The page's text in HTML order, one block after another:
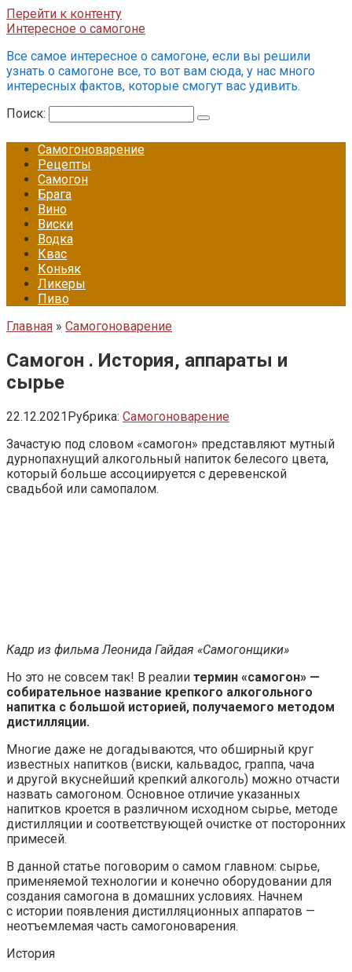
Перейти к контенту
Интересное о самогоне
Все самое интересное о самогоне, если вы решили
узнать о самогоне все, то вот вам сюда, у нас много
интересных фактов, которые смогут вас удивить.
Поиск:
Самогоноварение
Рецепты
Самогон
Брага
Вино
Виски
Водка
Квас
Коньяк
Ликеры
Пиво
Главная » Самогоноварение
Самогон . История, аппараты и
сырье
22.12.2021Рубрика: Самогоноварение
Зачастую под словом «самогон» представляют мутный
дурнопахнущий алкогольный напиток белесого цвета,
который больше ассоциируется с деревенской
свадьбой или самопалом.
Кадр из фильма Леонида Гайдая «Самогонщики»
Но это не совсем так! В реалии термин «самогон» —
собирательное название крепкого алкогольного
напитка с большой историей, получаемого методом
дистилляции.
Многие даже не догадываются, что обширный круг
известных напитков (виски, кальвадос, граппа, чача
и другой вкуснейший крепкий алкоголь) можно отчасти
назвать самогоном. Основное отличие указанных
напитков кроется в различном исходном сырье, методе
дистилляции и соответствующей очистке от посторонних
примесей.
В данной статье поговорим о самом главном: сырье,
применяемой технологии и конечно оборудовании для
создания самогона в домашних условиях. Начнем
с истории появления дистилляционных аппаратов —
неотъемлемая часть самогоноварения.
История